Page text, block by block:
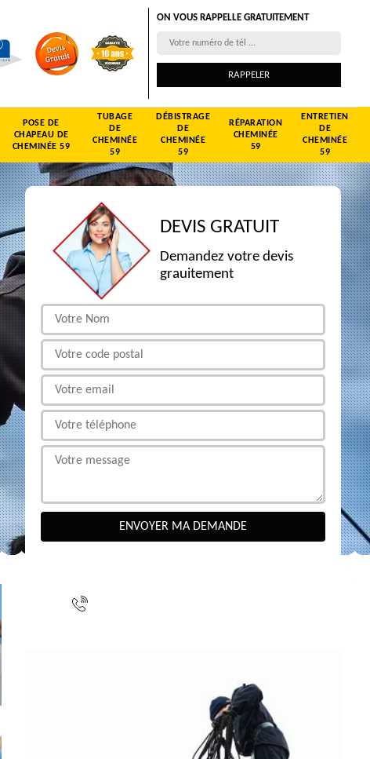
ON VOUS RAPPELLE GRATUITEMENT
POSE DE
CHAPEAU DE
CHEMINÉE 59
TUBAGE
DE
CHEMINÉE
59
DÉBISTRAGE
DE
CHEMINÉE
59
RÉPARATION
CHEMINÉE
59
ENTRETIEN
DE
CHEMINÉE
59
DEVIS GRATUIT
Demandez votre devis
grauitement